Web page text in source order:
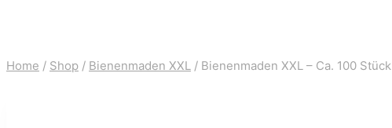
Home / Shop / Bienenmaden XXL / Bienenmaden XXL – Ca. 100 Stück